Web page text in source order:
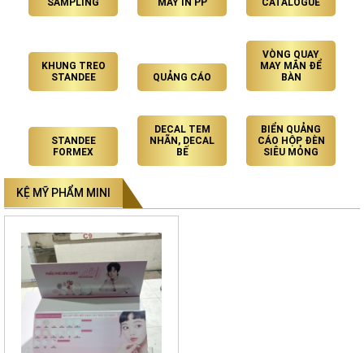
SAMPLING
MÁY IN PP
CATALOGUE
KHUNG TREO
STANDEE
QUẢNG CÁO
VÒNG QUAY
MAY MẮN ĐỂ
BÀN
STANDEE
FORMEX
DECAL TEM
NHÃN, DECAL
BẾ
BIỂN QUẢNG
CÁO HỘP ĐÈN
SIÊU MỎNG
KỆ MỸ PHẨM MINI